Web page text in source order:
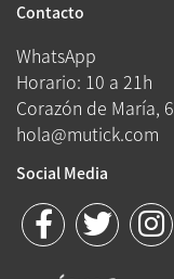
Contacto
WhatsApp
Horario: 10 a 21h
Corazón de María,
hola@mutick.com
Social Media